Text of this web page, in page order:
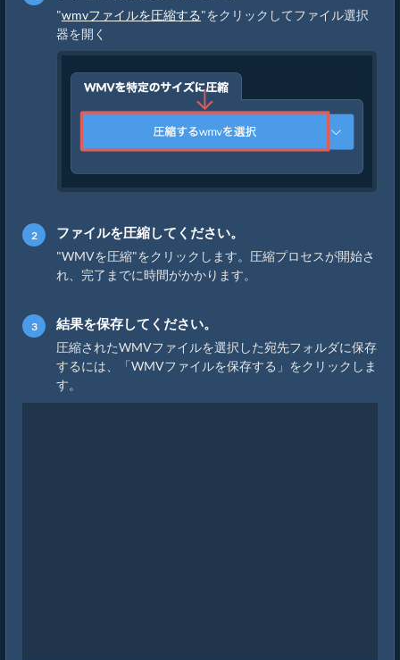
"wmvファイルを圧縮する"をクリックしてファイル選択
器を開く
ファイルを圧縮してください。
"WMVを圧縮"をクリックします。圧縮プロセスが開始さ
れ、完了までに時間がかかります。
結果を保存してください。
圧縮されたWMVファイルを選択した宛先フォルダに保存
するには、「WMVファイルを保存する」をクリックしま
す。